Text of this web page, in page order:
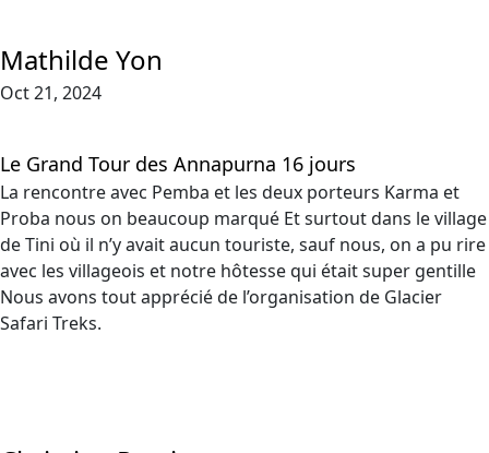
Mathilde Yon
Oct 21, 2024
Le Grand Tour des Annapurna 16 jours
La rencontre avec Pemba et les deux porteurs Karma et
Proba nous on beaucoup marqué Et surtout dans le village
de Tini où il n’y avait aucun touriste, sauf nous, on a pu rire
avec les villageois et notre hôtesse qui était super gentille
Nous avons tout apprécié de l’organisation de Glacier
Safari Treks.